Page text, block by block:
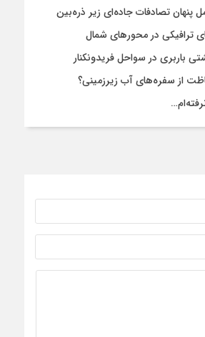
پنهان تصادفات جاده‌ای زیر ذره‌بین
ترافیکی در محورهای شمال
باربری در سواحل فریدونکنار
از سفره‌های آب زیرزمینی؟